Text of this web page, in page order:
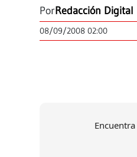
PorRedacción
08/09/2008 02:00